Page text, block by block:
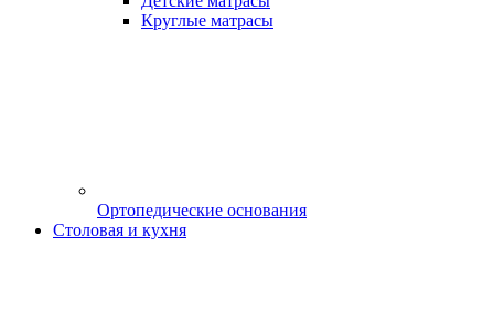
Круглые матрасы
Ортопедические основания
Столовая и кухня